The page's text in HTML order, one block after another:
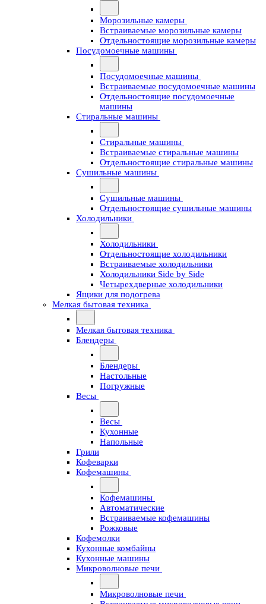
Морозильные камеры
Встраиваемые морозильные камеры
Отдельностоящие морозильные камеры
Посудомоечные машины
Посудомоечные машины
Встраиваемые посудомоечные машины
Отдельностоящие посудомоечные
машины
Стиральные машины
Стиральные машины
Встраиваемые стиральные машины
Отдельностоящие стиральные машины
Сушильные машины
Сушильные машины
Отдельностоящие сушильные машины
Холодильники
Холодильники
Отдельностоящие холодильники
Встраиваемые холодильники
Холодильники Side by Side
Четырехдверные холодильники
Ящики для подогрева
Мелкая бытовая техника
Мелкая бытовая техника
Блендеры
Блендеры
Настольные
Погружные
Весы
Весы
Кухонные
Напольные
Грили
Кофеварки
Кофемашины
Кофемашины
Автоматические
Встраиваемые кофемашины
Рожковые
Кофемолки
Кухонные комбайны
Кухонные машины
Микроволновые печи
Микроволновые печи